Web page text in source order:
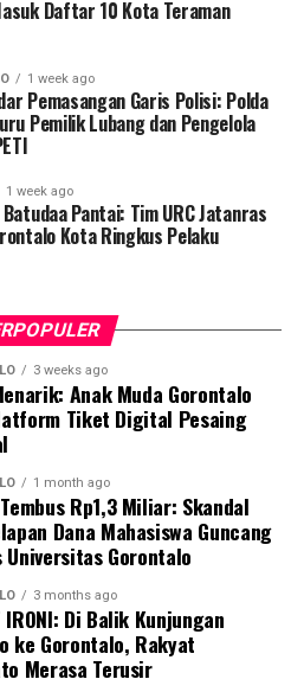
pemahaman mekanisme
awal, pentingnya
stigma negatif terhadap
warga.
adalah fondasi utama dalam
TBC. Kami berupaya
persuasif dan mudah
ragu melakukan pemeriksaan
batuk berkepanjangan,”
turut mendampingi
Jaya dalam memberikan
Gratis (CKG), meliputi
cek kadar gula darah, dan
tidak menular (PTM)
preventif.
Dr. dr. Vivien Novarina A.
bahwa keterlibatan
perwujudan Tri Dharma
transformasi
Daftar 10 Kota Teraman
1 week ago
Pemasangan Garis Polisi: Polda
Pemilik Lubang dan Pengelola
1 week ago
Pantai: Tim URC Jatanras
Kota Ringkus Pelaku
3 weeks ago
Anak Muda Gorontalo
Tiket Digital Pesaing
1 month ago
Rp1,3 Miliar: Skandal
Dana Mahasiswa Guncang
Universitas Gorontalo
3 months ago
IRONI: Di Balik Kunjungan
ke Gorontalo, Rakyat
Merasa Terusir